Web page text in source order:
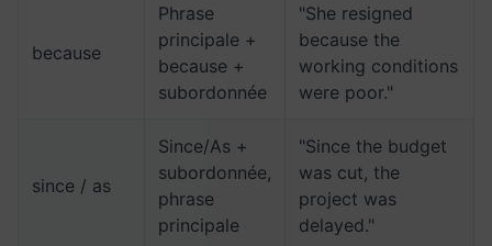
because
Phrase
principale +
because +
subordonnée
"She resigned
because the
working conditions
were poor."
since / as
Since/As +
subordonnée,
phrase
principale
"Since the budget
was cut, the
project was
delayed."